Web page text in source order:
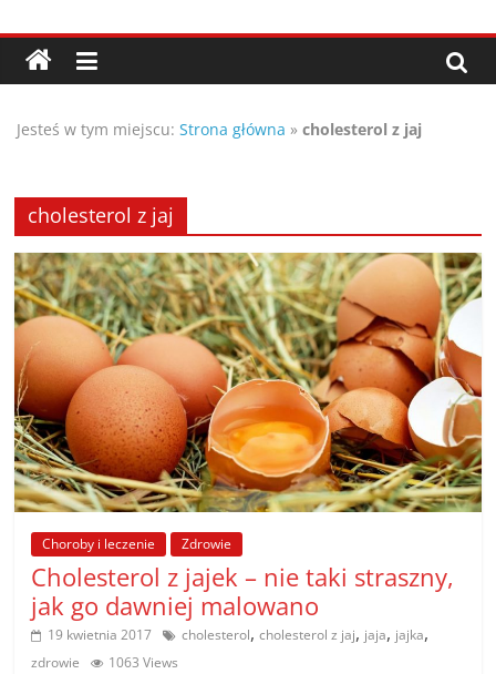
do
treści
Porady,
wskazówki
oraz
ciekawe
rady
–
poznaj
te
poradniki.
Porady
praktyczne
porady
Jesteś w tym miejscu: Strona główna »cholesterol z jaj
cholesterol z jaj
Choroby i leczenie Zdrowie
Cholesterol z jajek – nie taki straszny,
jak go dawniej malowano
19 kwietnia 2017 cholesterol,cholesterol z jaj, jaja, jajka,
zdrowie 1063 Views